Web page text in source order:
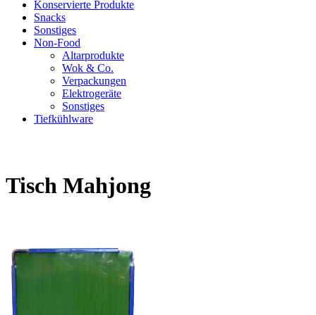
Konservierte Produkte
Snacks
Sonstiges
Non-Food
Altarprodukte
Wok & Co.
Verpackungen
Elektrogeräte
Sonstiges
Tiefkühlware
Tisch Mahjong